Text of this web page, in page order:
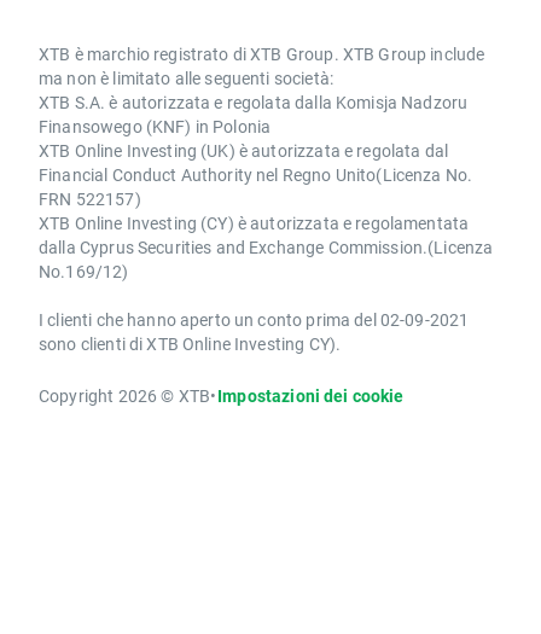
XTB è marchio registrato di XTB Group. XTB Group include
ma non è limitato alle seguenti società:
XTB S.A. è autorizzata e regolata dalla Komisja Nadzoru
Finansowego (KNF) in Polonia
XTB Online Investing (UK) è autorizzata e regolata dal
Financial Conduct Authority nel Regno Unito(Licenza No.
FRN 522157)
XTB Online Investing (CY) è autorizzata e regolamentata
dalla Cyprus Securities and Exchange Commission.(Licenza
No.169/12)
I clienti che hanno aperto un conto prima del 02-09-2021
sono clienti di XTB Online Investing CY).
Copyright 2026 © XTB•Impostazioni dei cookie